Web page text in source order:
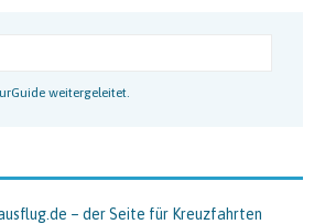
weitergeleitet.
– der Seite für Kreuzfahrten